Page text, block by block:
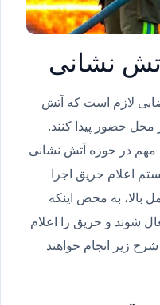
نشانی
لازم است که آتش
حضور پیدا کنند.
در حوزه آتش نشانی
اعلام حریق اجرا
بالا، به محض اینکه
شوند و حریق را اعلام
زیر انجام خواهند